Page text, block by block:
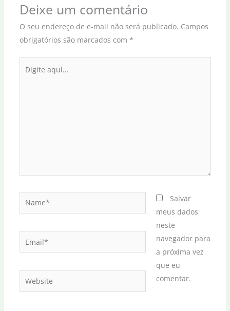
Deixe um comentário
O seu endereço de e-mail não será publicado. Campos
obrigatórios são marcados com *
aqui...
Name*
Email*
Website
Salvar
meus dados
neste
navegador para
a próxima vez
que eu
comentar.